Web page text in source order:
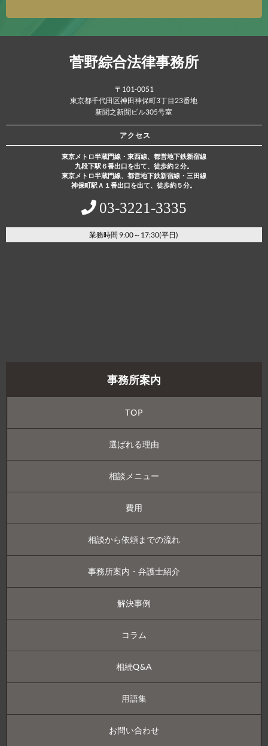
菅野綜合法律事務所
〒101-0051
東京都千代田区神田神保町3丁目23番地
新聞之新聞ビル305号室
アクセス
東京メトロ半蔵門線・東西線、都営地下鉄新宿線
九段下駅６番出口を出て、徒歩約２分。
東京メトロ半蔵門線、都営地下鉄新宿線・三田線
神保町駅Ａ１番出口を出て、徒歩約５分。
03‐3221‐3335
業務時間 9:00～17:30(平日)
事務所案内
TOP
選ばれる理由
相談メニュー
費用
相談から依頼までの流れ
事務所案内・弁護士紹介
解決事例
コラム
相続Q&A
用語集
お問い合わせ